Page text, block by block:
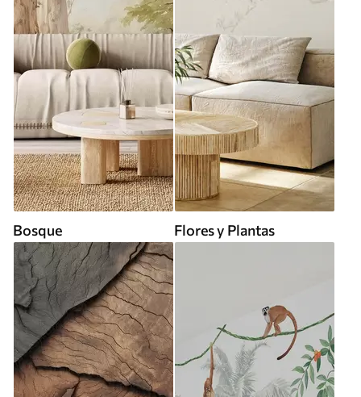
Bosque Flores y Plantas